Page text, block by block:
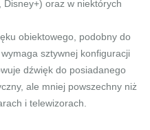
oraz w niektórych
obiektowego, podobny do
sztywnej konfiguracji
dźwięk do posiadanego
ale mniej powszechny niż
i telewizorach.